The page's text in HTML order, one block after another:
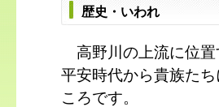
歴史・いわれ
高野川の上流に位置
平安時代から貴族たち
ころです。